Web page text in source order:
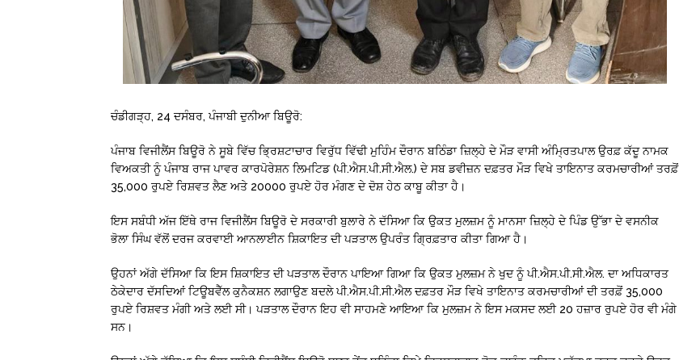
ਚੰਡੀਗੜ੍ਹ, 24 ਦਸੰਬਰ, ਪੰਜਾਬੀ ਦੁਨੀਆ ਬਿਊਰੋ:
ਪੰਜਾਬ ਵਿਜੀਲੈਂਸ ਬਿਊਰੋ ਨੇ ਸੂਬੇ ਵਿੱਚ ਭ੍ਰਿਸ਼ਟਾਚਾਰ ਵਿਰੁੱਧ ਵਿੱਢੀ ਮੁਹਿੰਮ ਦੌਰਾਨ ਬਠਿੰਡਾ ਜ਼ਿਲ੍ਹੇ ਦੇ ਮੌੜ ਵਾਸੀ ਅੰਮ੍ਰਿਤਪਾਲ ਉਰਫ਼ ਕੱਦੂ ਨਾਮਕ
ਵਿਅਕਤੀ ਨੂੰ ਪੰਜਾਬ ਰਾਜ ਪਾਵਰ ਕਾਰਪੋਰੇਸ਼ਨ ਲਿਮਟਿਡ (ਪੀ.ਐਸ.ਪੀ.ਸੀ.ਐਲ.) ਦੇ ਸਬ ਡਵੀਜ਼ਨ ਦਫ਼ਤਰ ਮੌੜ ਵਿਖੇ ਤਾਇਨਾਤ ਕਰਮਚਾਰੀਆਂ ਤਰਫ਼ੋਂ
35,000 ਰੁਪਏ ਰਿਸ਼ਵਤ ਲੈਣ ਅਤੇ 20000 ਰੁਪਏ ਹੋਰ ਮੰਗਣ ਦੇ ਦੋਸ਼ ਹੇਠ ਕਾਬੂ ਕੀਤਾ ਹੈ।
ਇਸ ਸਬੰਧੀ ਅੱਜ ਇੱਥੇ ਰਾਜ ਵਿਜੀਲੈਂਸ ਬਿਊਰੋ ਦੇ ਸਰਕਾਰੀ ਬੁਲਾਰੇ ਨੇ ਦੱਸਿਆ ਕਿ ਉਕਤ ਮੁਲਜ਼ਮ ਨੂੰ ਮਾਨਸਾ ਜ਼ਿਲ੍ਹੇ ਦੇ ਪਿੰਡ ਉੱਭਾ ਦੇ ਵਸਨੀਕ
ਭੋਲਾ ਸਿੰਘ ਵੱਲੋਂ ਦਰਜ ਕਰਵਾਈ ਆਨਲਾਈਨ ਸ਼ਿਕਾਇਤ ਦੀ ਪੜਤਾਲ ਉਪਰੰਤ ਗ੍ਰਿਫ਼ਤਾਰ ਕੀਤਾ ਗਿਆ ਹੈ।
ਉਹਨਾਂ ਅੱਗੇ ਦੱਸਿਆ ਕਿ ਇਸ ਸ਼ਿਕਾਇਤ ਦੀ ਪੜਤਾਲ ਦੌਰਾਨ ਪਾਇਆ ਗਿਆ ਕਿ ਉਕਤ ਮੁਲਜ਼ਮ ਨੇ ਖੁਦ ਨੂੰ ਪੀ.ਐਸ.ਪੀ.ਸੀ.ਐਲ. ਦਾ ਅਧਿਕਾਰਤ
ਠੇਕੇਦਾਰ ਦੱਸਦਿਆਂ ਟਿਊਬਵੈੱਲ ਕੁਨੈਕਸ਼ਨ ਲਗਾਉਣ ਬਦਲੇ ਪੀ.ਐਸ.ਪੀ.ਸੀ.ਐਲ ਦਫ਼ਤਰ ਮੌੜ ਵਿਖੇ ਤਾਇਨਾਤ ਕਰਮਚਾਰੀਆਂ ਦੀ ਤਰਫ਼ੋਂ 35,000
ਰੁਪਏ ਰਿਸ਼ਵਤ ਮੰਗੀ ਅਤੇ ਲਈ ਸੀ। ਪੜਤਾਲ ਦੌਰਾਨ ਇਹ ਵੀ ਸਾਹਮਣੇ ਆਇਆ ਕਿ ਮੁਲਜ਼ਮ ਨੇ ਇਸ ਮਕਸਦ ਲਈ 20 ਹਜ਼ਾਰ ਰੁਪਏ ਹੋਰ ਵੀ ਮੰਗੇ
ਸਨ।